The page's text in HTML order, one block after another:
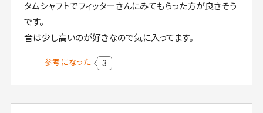
タムシャフトでフィッターさんにみてもらった方が良さそう
です。
音は少し高いのが好きなので気に入ってます。
参考になった 3